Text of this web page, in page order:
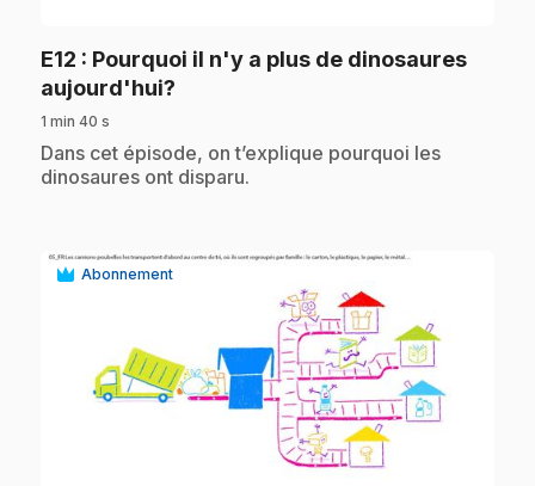
E12 : Pourquoi il n'y a plus de dinosaures
aujourd'hui?
1 min 40 s
.Dans cet épisode, on t’explique pourquoi les
dinosaures ont disparu.
Abonnement